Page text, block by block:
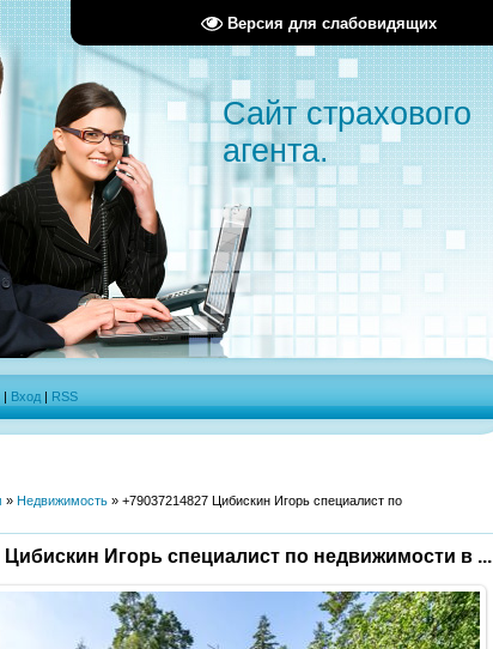
Версия для слабовидящих
Сайт страхового
агента.
| Вход | RSS
» Недвижимость » +79037214827 Цибискин Игорь специалист по
Цибискин Игорь специалист по недвижимости в ...